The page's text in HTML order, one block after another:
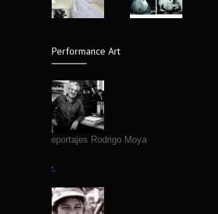
El lenguaje silencioso del cuerpo,
7 years ago
Performance Art
Primeros Reportajes Rodrigo Moya
Leer más →